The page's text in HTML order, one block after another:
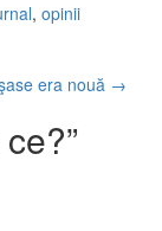
, opinii
era nouă →
”